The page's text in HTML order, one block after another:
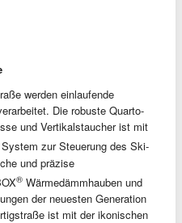
werden einlaufende
Die robuste Quarto-
und Vertikalstaucher ist mit
zur Steuerung des Ski-
und präzise
® Wärmedämmhauben und
der neuesten Generation
ist mit der ikonischen